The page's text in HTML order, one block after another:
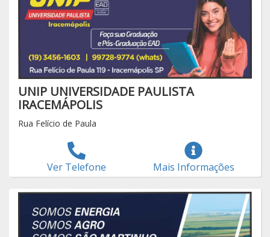
UNIP UNIVERSIDADE PAULISTA
IRACEMÁPOLIS
Rua Felício de Paula
Ver Telefone Mais Informações